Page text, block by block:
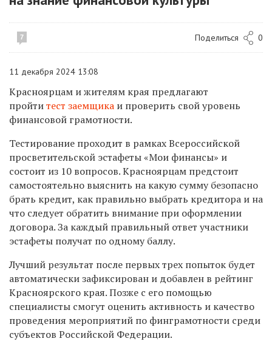
7 Поделиться 0
11 декабря 2024 13:08
Красноярцам и жителям края предлагают
пройтитест заемщика и проверить свой уровень
финансовой грамотности.
Тестирование проходит в рамках Всероссийской
просветительской эстафеты «Мои финансы» и
состоит из 10 вопросов. Красноярцам предстоит
самостоятельно выяснить на какую сумму безопасно
брать кредит, как правильно выбрать кредитора и на
что следует обратить внимание при оформлении
договора. За каждый правильный ответ участники
эстафеты получат по одному баллу.
Лучший результат после первых трех попыток будет
автоматически зафиксирован и добавлен в рейтинг
Красноярского края. Позже с его помощью
специалисты смогут оценить активность и качество
проведения мероприятий по финграмотности среди
субъектов Российской Федерации.